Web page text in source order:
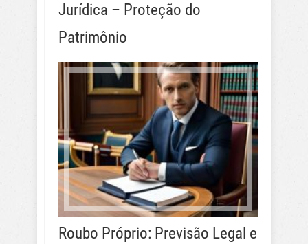
Jurídica – Proteção do
Patrimônio
Roubo Próprio: Previsão Legal e